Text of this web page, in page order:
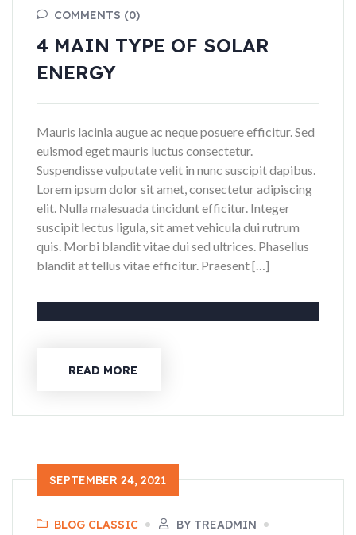
COMMENTS (0)
4 MAIN TYPE OF SOLAR
ENERGY
Mauris lacinia augue ac neque posuere efficitur. Sed
euismod eget mauris luctus consectetur.
Suspendisse vulputate velit in nunc suscipit dapibus.
Lorem ipsum dolor sit amet, consectetur adipiscing
elit. Nulla malesuada tincidunt efficitur. Integer
suscipit lectus ligula, sit amet vehicula dui rutrum
quis. Morbi blandit vitae dui sed ultrices. Phasellus
blandit at tellus vitae efficitur. Praesent […]
READ MORE
SEPTEMBER 24, 2021
BLOG CLASSIC
BY TREADMIN